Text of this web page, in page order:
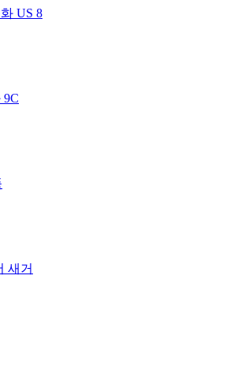
US 8
9C
새거